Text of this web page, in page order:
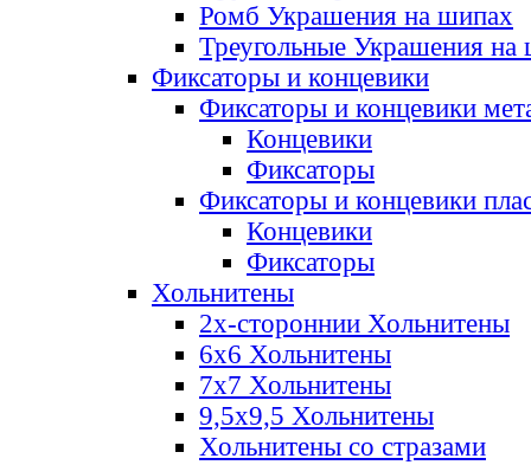
Ромб Украшения на шипах
Треугольные Украшения на
Фиксаторы и концевики
Фиксаторы и концевики
Концевики
Фиксаторы
Фиксаторы и концевики
Концевики
Фиксаторы
Хольнитены
2х-стороннии Хольнитены
6х6 Хольнитены
7х7 Хольнитены
9,5х9,5 Хольнитены
Хольнитены со стразами